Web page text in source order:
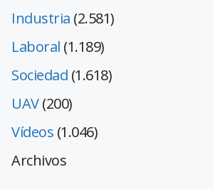
Industria (2.581)
Laboral (1.189)
Sociedad (1.618)
UAV(200)
Vídeos (1.046)
Archivos